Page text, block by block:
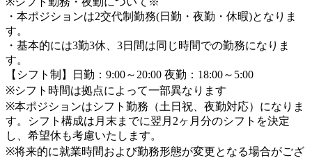
・本ポジションは2交代制勤務(日勤・夜勤・休暇)となりま
す。
・基本的には3勤3休、3日間は同じ時間での勤務になりま
す。
【シフト制】日勤：9:00～20:00 夜勤：18:00～5:00
※シフト時間は拠点によって一部異なります
※本ポジションはシフト勤務（土日祝、夜勤対応）になりま
す。シフト構成は月末までに翌月2ヶ月分のシフトを決定
し、希望休も考慮いたします。
※将来的に就業時間および勤務形態が変更となる場合がござ